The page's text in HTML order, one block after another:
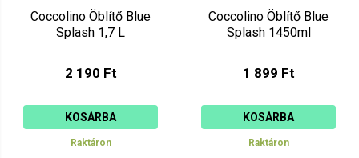
Coccolino Öblítő Blue
Splash 1,7 L
2 190 Ft
KOSÁRBA
Raktáron
Coccolino Öblítő Blue
Splash 1450ml
1 899 Ft
KOSÁRBA
Raktáron